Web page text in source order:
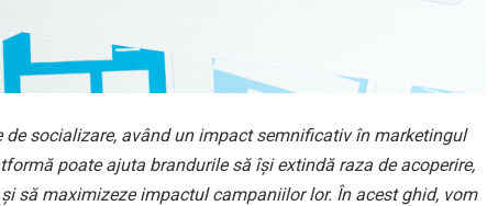
socializare, având un impact semnificativ în marketingul
poate ajuta brandurile să își extindă raza de acoperire,
să maximizeze impactul campaniilor lor. În acest ghid, vom